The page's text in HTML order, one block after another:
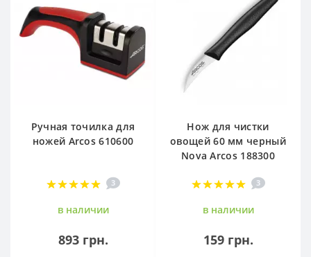
Ручная точилка для
ножей Arcos 610600
3
в наличии
893 грн.
Нож для чистки
овощей 60 мм черный
Nova Arcos 188300
3
в наличии
159 грн.